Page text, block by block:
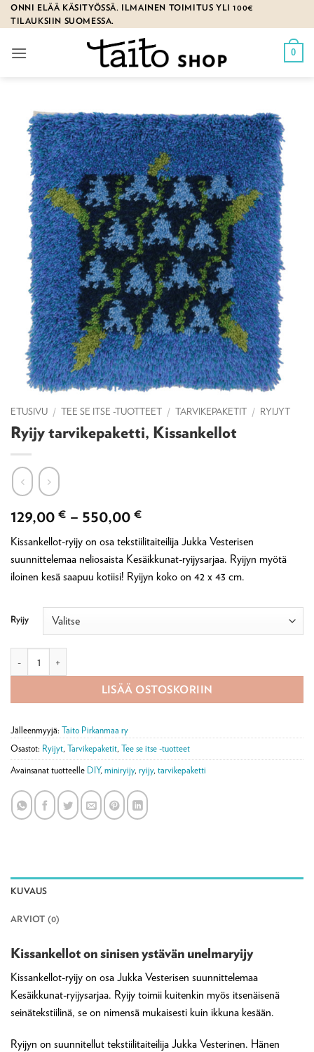
Skip
to
ONNI ELÄÄ KÄSITYÖSSÄ. ILMAINEN TOIMITUS YLI 100€
TILAUKSIIN SUOMESSA.
0
ETUSIVU / TEE SE ITSE -TUOTTEET / TARVIKEPAKETIT / RYIJYT
Ryijy tarvikepaketti, Kissankellot
129,00 € – 550,00 €
129,00 €
-
550,00 €
Kissankellot-ryijy on osa tekstiilitaiteilija Jukka Vesterisen
suunnittelemaa neliosaista Kesäikkunat-ryijysarjaa. Ryijyn myötä
iloinen kesä saapuu kotiisi! Ryijyn koko on 42 x 43 cm.
Ryijy
LISÄÄ OSTOSKORIIN
Jälleenmyyjä: Taito Pirkanmaa ry
Osastot: Ryijyt, Tarvikepaketit, Tee se itse -tuotteet
Avainsanat tuotteelle DIY, miniryijy, ryijy, tarvikepaketti
KUVAUS
ARVIOT (0)
Kissankellot on sinisen ystävän unelmaryijy
Kissankellot-ryijy on osa Jukka Vesterisen suunnittelemaa
Kesäikkunat-ryijysarjaa. Ryijy toimii kuitenkin myös itsenäisenä
seinätekstiilinä, se on nimensä mukaisesti kuin ikkuna kesään.
Ryijyn on suunnitellut tekstiilitaiteilija Jukka Vesterinen. Hänen